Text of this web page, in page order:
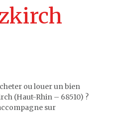
ou louer un bien
(Haut-Rhin – 68510) ?
sur